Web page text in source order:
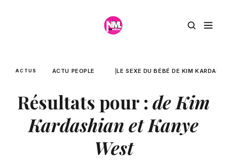
ACTUS ACTU PEOPLE LE SEXE DU BÉBÉ DE KIM
Résultats pour : de Kim
Kardashian et Kanye
West